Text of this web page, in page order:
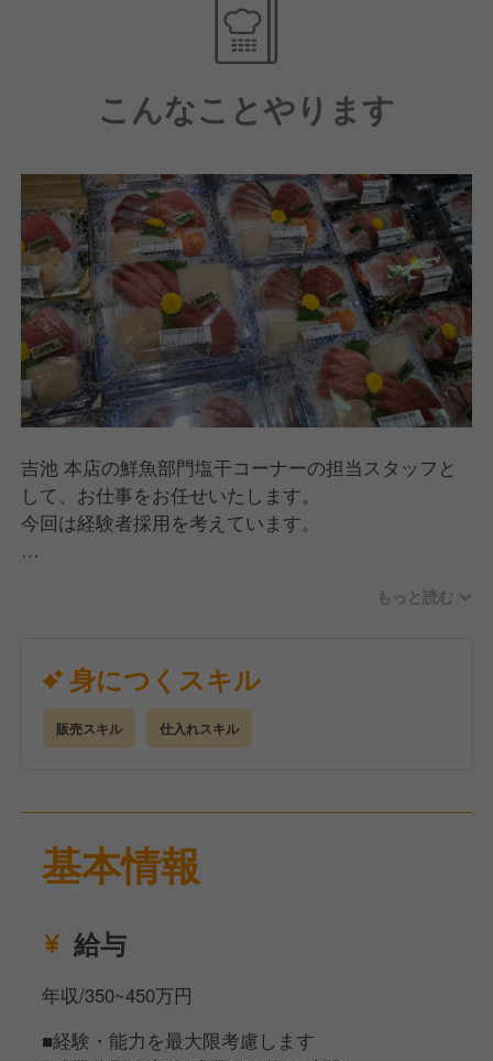
り立っていると考えています。
教育にも力を入れているのもそうですが、様々な事業
をおこなっているので今までやったことのない事業へ
のチャレンジや努力次第では会社の運営にも参加する
ことができます！こんなことやります
吉池 本店の鮮魚部門塩干コーナーの担当スタッフと
して、お仕事をお任せいたします。
今回は経験者採用を考えています。
練り物・海産加工品の仕入れ業務をお願いいたしま
もっと読む
身につくスキル
販売スキル 仕入れスキル
基本情報
給与
年収/350~450万円
■経験・能力を最大限考慮します